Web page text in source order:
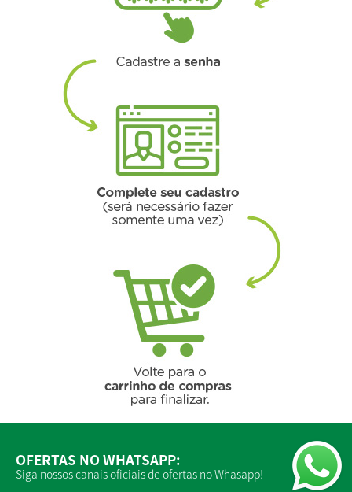
OFERTAS NO WHATSAPP:
Siga nossos canais oficiais de ofertas no Whasapp!